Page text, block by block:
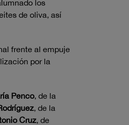
los
de oliva, así
frente al empuje
por la
Penco, de la
, de la
Cruz, de